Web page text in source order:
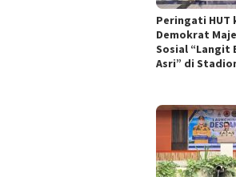
Peringati HUT
Demokrat
Sosial “Langit
Asri” di